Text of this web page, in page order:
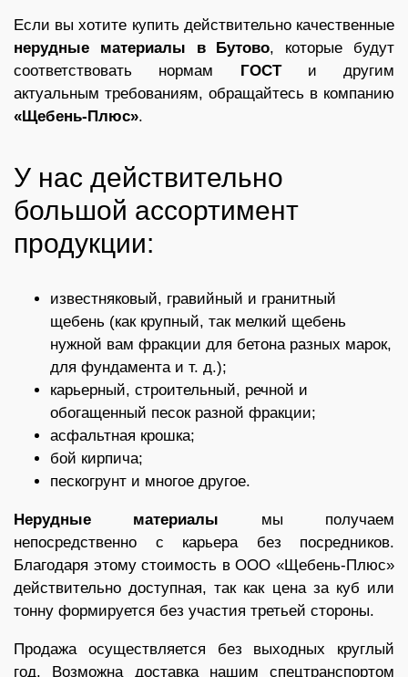
Если вы хотите купить действительно качественные
нерудные материалы в Бутово, которые будут
соответствовать нормам ГОСТи другим
актуальным требованиям, обращайтесь в компанию
«Щебень-Плюс».
У нас действительно
большой ассортимент
продукции:
известняковый, гравийный и гранитный
щебень (как крупный, так мелкий щебень
нужной вам фракции для бетона разных марок,
для фундамента и т. д.);
карьерный, строительный, речной и
обогащенный песок разной фракции;
асфальтная крошка;
бой кирпича;
пескогрунт и многое другое.
Нерудные материалы мы получаем
непосредственно с карьера без посредников.
Благодаря этому стоимость в ООО «Щебень-Плюс»
действительно доступная, так как цена за куб или
тонну формируется без участия третьей стороны.
Продажа осуществляется без выходных круглый
год. Возможна доставка нашим спецтранспортом